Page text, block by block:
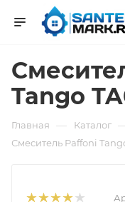
Tango
Главная — Каталог
Смеситель Paffoni